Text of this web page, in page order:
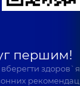
першим!
вберегти